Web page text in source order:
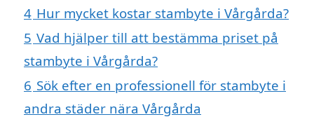
4 Hur mycket kostar stambyte i Vårgårda?
5 Vad hjälper till att bestämma priset på
stambyte i Vårgårda?
6 Sök efter en professionell för stambyte i
andra städer nära Vårgårda